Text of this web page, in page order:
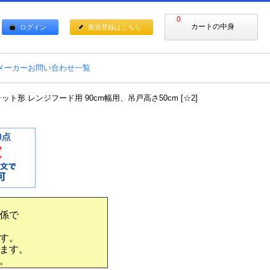
0
カートの中身
ログイン 新規登録はこちら
ーカーお問い合わせ一覧
ト形 レンジフード用 90cm幅用、吊戸高さ50cm [☆2]
で
。
す。